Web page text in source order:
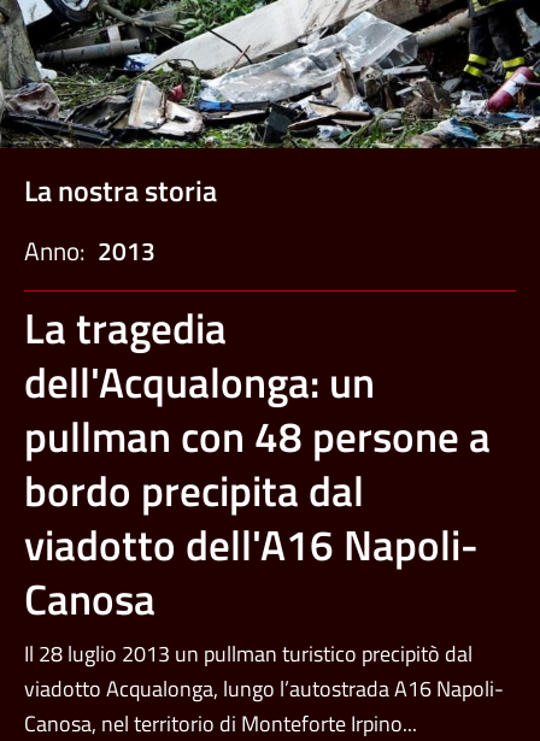
La nostra storia
Anno: 2013
La tragedia
dell'Acqualonga: un
pullman con 48 persone a
bordo precipita dal
viadotto dell'A16 Napoli-
Canosa
Il 28 luglio 2013 un pullman turistico precipitò dal
viadotto Acqualonga, lungo l’autostrada A16 Napoli-
Canosa, nel territorio di Monteforte Irpino...